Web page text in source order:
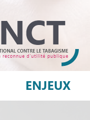
ENJEUX